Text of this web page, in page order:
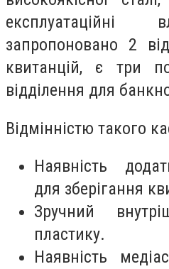
експлуатаційні
запропоновано 2
квитанцій, є три
відділення для
Відмінністю такого
Наявність
для зберігання
Зручний
пластику.
Наявність